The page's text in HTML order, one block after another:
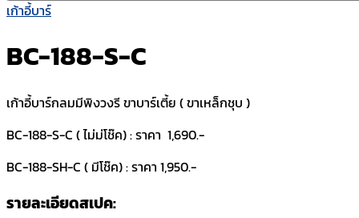
เก้าอี้บาร์
BC-188-S-C
เก้าอี้บาร์กลมมีพิงวงรี ขาบาร์เตี้ย ( ขาเหล็กชุบ )
BC-188-S-C ( ไม่ม่โช๊ค) : ราคา 1,690.-
BC-188-SH-C ( มีโช๊ค) : ราคา 1,950.-
รายละเอียดสเปค: